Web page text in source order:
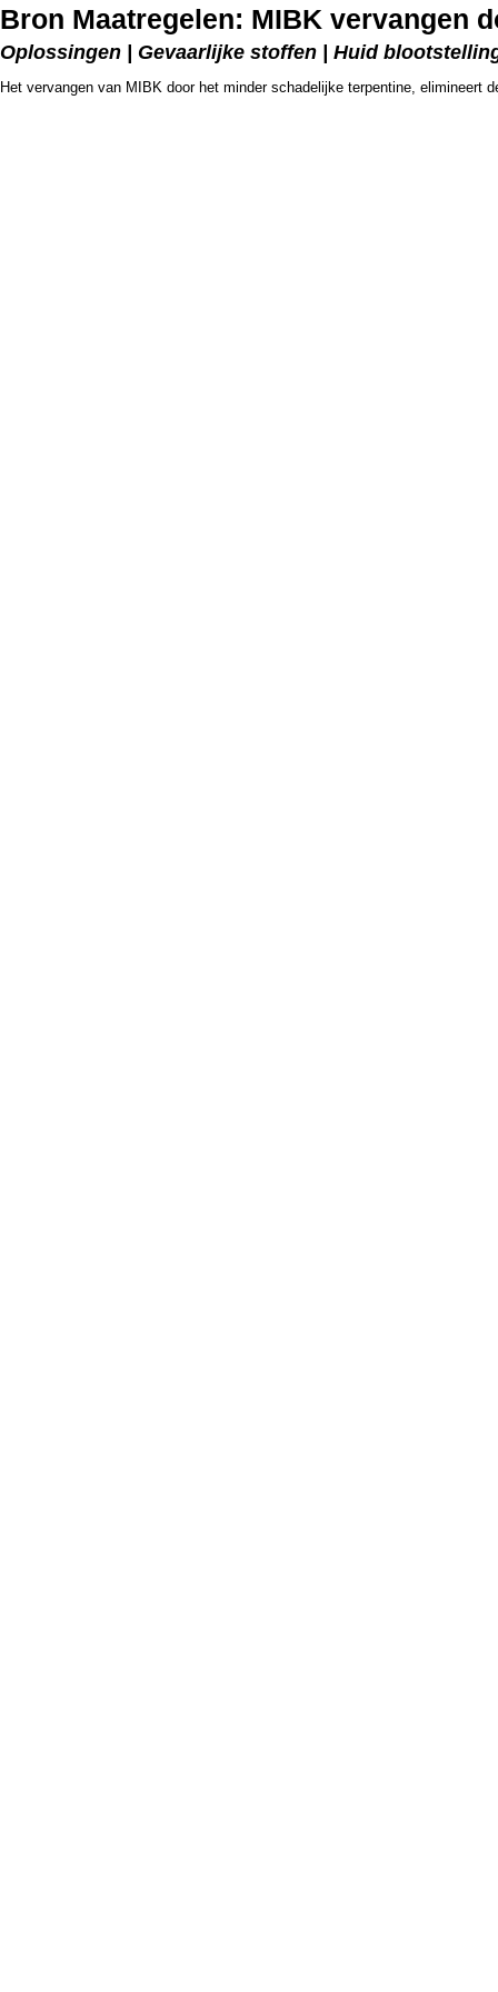
Bron Maatregelen: MIBK vervangen
Oplossingen | Gevaarlijke stoffen | Huid
Het vervangen van MIBK door het minder schadelijke terpentine, elimineert